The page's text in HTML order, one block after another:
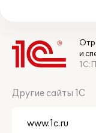
и
Другие сайты 1С